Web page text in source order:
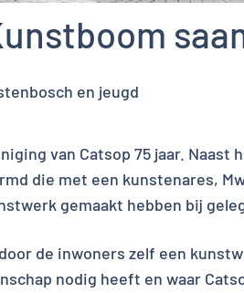
en jeugd
van Catsop 75 jaar. Naast
die met een kunstenares,
gemaakt hebben bij
de inwoners zelf een
nodig heeft en waar